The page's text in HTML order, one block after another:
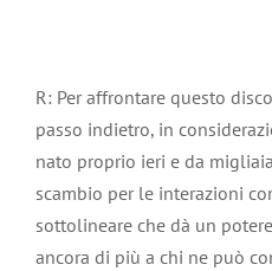
R: Per affrontare questo
passo indietro, in
nato proprio ieri e da
scambio per le interazioni
sottolineare che dà un
ancora di più a chi ne può